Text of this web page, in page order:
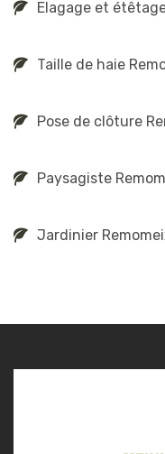
Elagage et
Taille de haie
Pose de clôture
Paysagiste
Jardinier